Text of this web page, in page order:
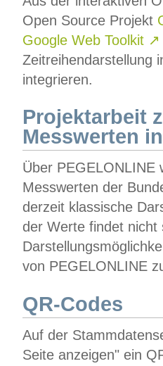
Open Source Projekt
Google Web Toolkit ↗
Zeitreihendarstellung
integrieren.
Projektarbeit
Messwerten
Über PEGELONLINE
Messwerten der
derzeit klassische
der Werte findet
von PEGELONLINE
QR-Codes
Auf der
Seite anzeigen" ein